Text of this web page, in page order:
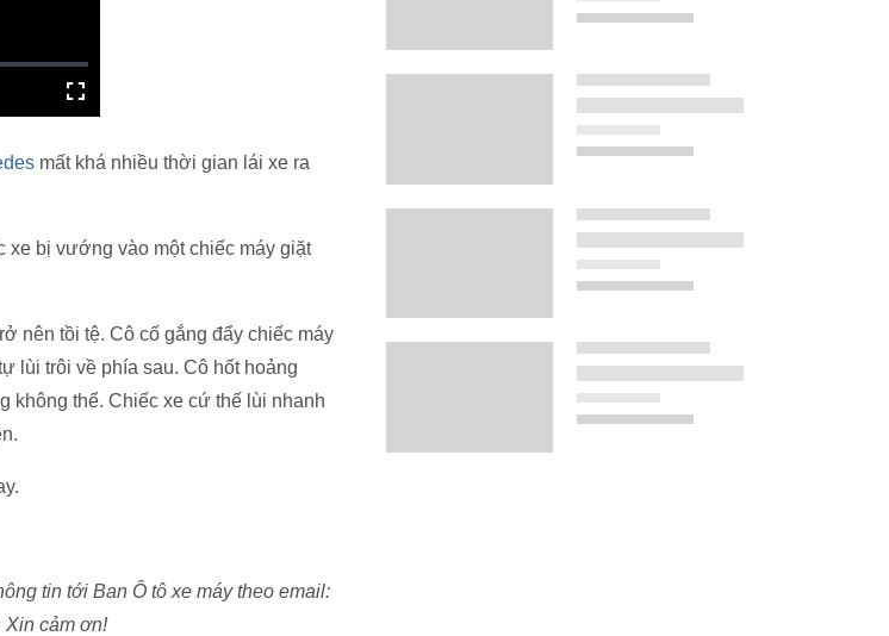
mất khá nhiều thời gian lái xe ra
xe bị vướng vào một chiếc máy giặt
nên tồi tệ. Cô cố gắng đẩy chiếc máy
lùi trôi về phía sau. Cô hốt hoảng
không thể. Chiếc xe cứ thế lùi nhanh
tin tới Ban Ô tô xe máy theo email:
Xin cảm ơn!